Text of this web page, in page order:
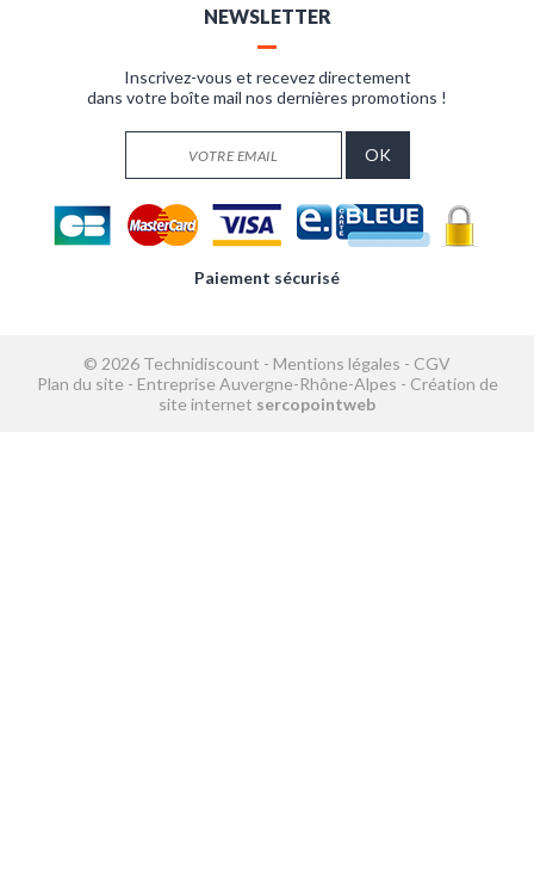
NEWSLETTER
Inscrivez-vous et recevez directement
dans votre boîte mail nos dernières promotions !
Paiement sécurisé
© 2026 Technidiscount - Mentions légales - CGV
Plan du site - Entreprise Auvergne-Rhône-Alpes - Création de
site internet sercopointweb